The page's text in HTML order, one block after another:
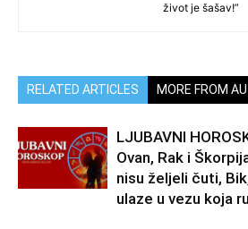
život je šašav!”
RELATED ARTICLES MORE FROM
LJUBAVNI
Ovan, Rak i
nisu željeli čuti,
ulaze u vezu koja